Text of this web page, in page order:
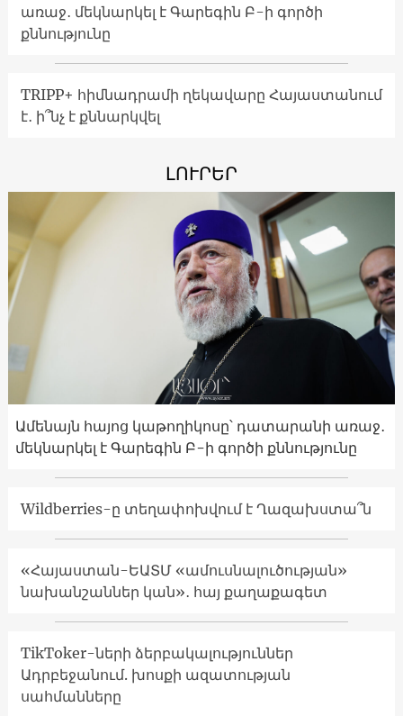
առաջ․ մեկնարկել է Գարեգին Բ-ի գործի
քննությունը
TRIPP+ հիմնադրամի ղեկավարը Հայաստանում
է․ ի՞նչ է քննարկվել
ԼՈՒՐԵՐ
Ամենայն հայոց կաթողիկոսը՝ դատարանի առաջ․
մեկնարկել է Գարեգին Բ-ի գործի քննությունը
Wildberries-ը տեղափոխվում է Ղազախստա՞ն
«Հայաստան-ԵԱՏՄ «ամուսնալուծության»
նախանշաններ կան»․ հայ քաղաքագետ
TikToker-ների ձերբակալություններ
Ադրբեջանում. խոսքի ազատության
սահմանները